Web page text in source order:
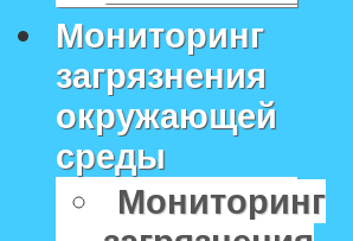
Мониторинг
загрязнения
окружающей
среды
Мониторинг